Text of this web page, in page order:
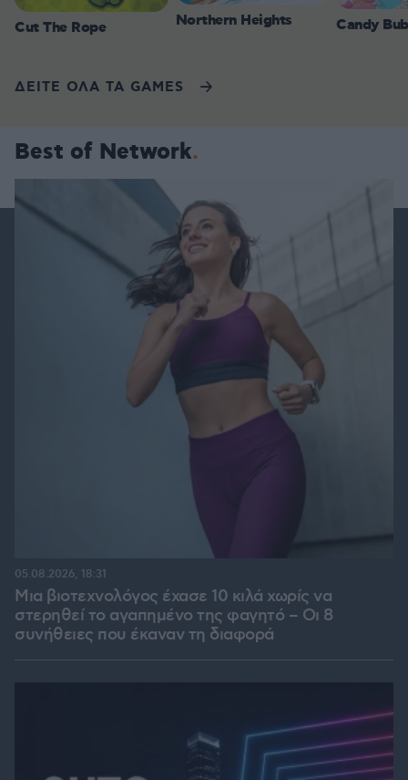
Cut The Rope Northern Heights Candy
ΔΕΙΤΕ ΟΛΑ ΤΑ GAMES
Best of Network
Μια βιοτεχνολόγος έχασε 10 κιλά χωρίς να
στερηθεί το αγαπημένο της φαγητό – Οι 8
συνήθειες που έκαναν τη διαφορά
05.08.2026, 18:31